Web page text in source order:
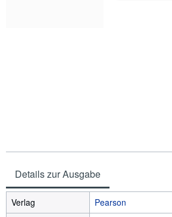
Details zur Ausgabe
Verlag
Pearson